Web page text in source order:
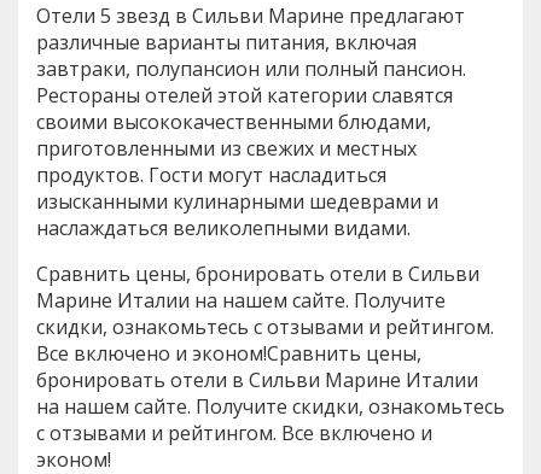
Отели 5 звезд в Сильви Марине предлагают
различные варианты питания, включая
завтраки, полупансион или полный пансион.
Рестораны отелей этой категории славятся
своими высококачественными блюдами,
приготовленными из свежих и местных
продуктов. Гости могут насладиться
изысканными кулинарными шедеврами и
наслаждаться великолепными видами.
Сравнить цены, бронировать отели в Сильви
Марине Италии на нашем сайте. Получите
скидки, ознакомьтесь с отзывами и рейтингом.
Все включено и эконом!Сравнить цены,
бронировать отели в Сильви Марине Италии
на нашем сайте. Получите скидки, ознакомьтесь
с отзывами и рейтингом. Все включено и
эконом!